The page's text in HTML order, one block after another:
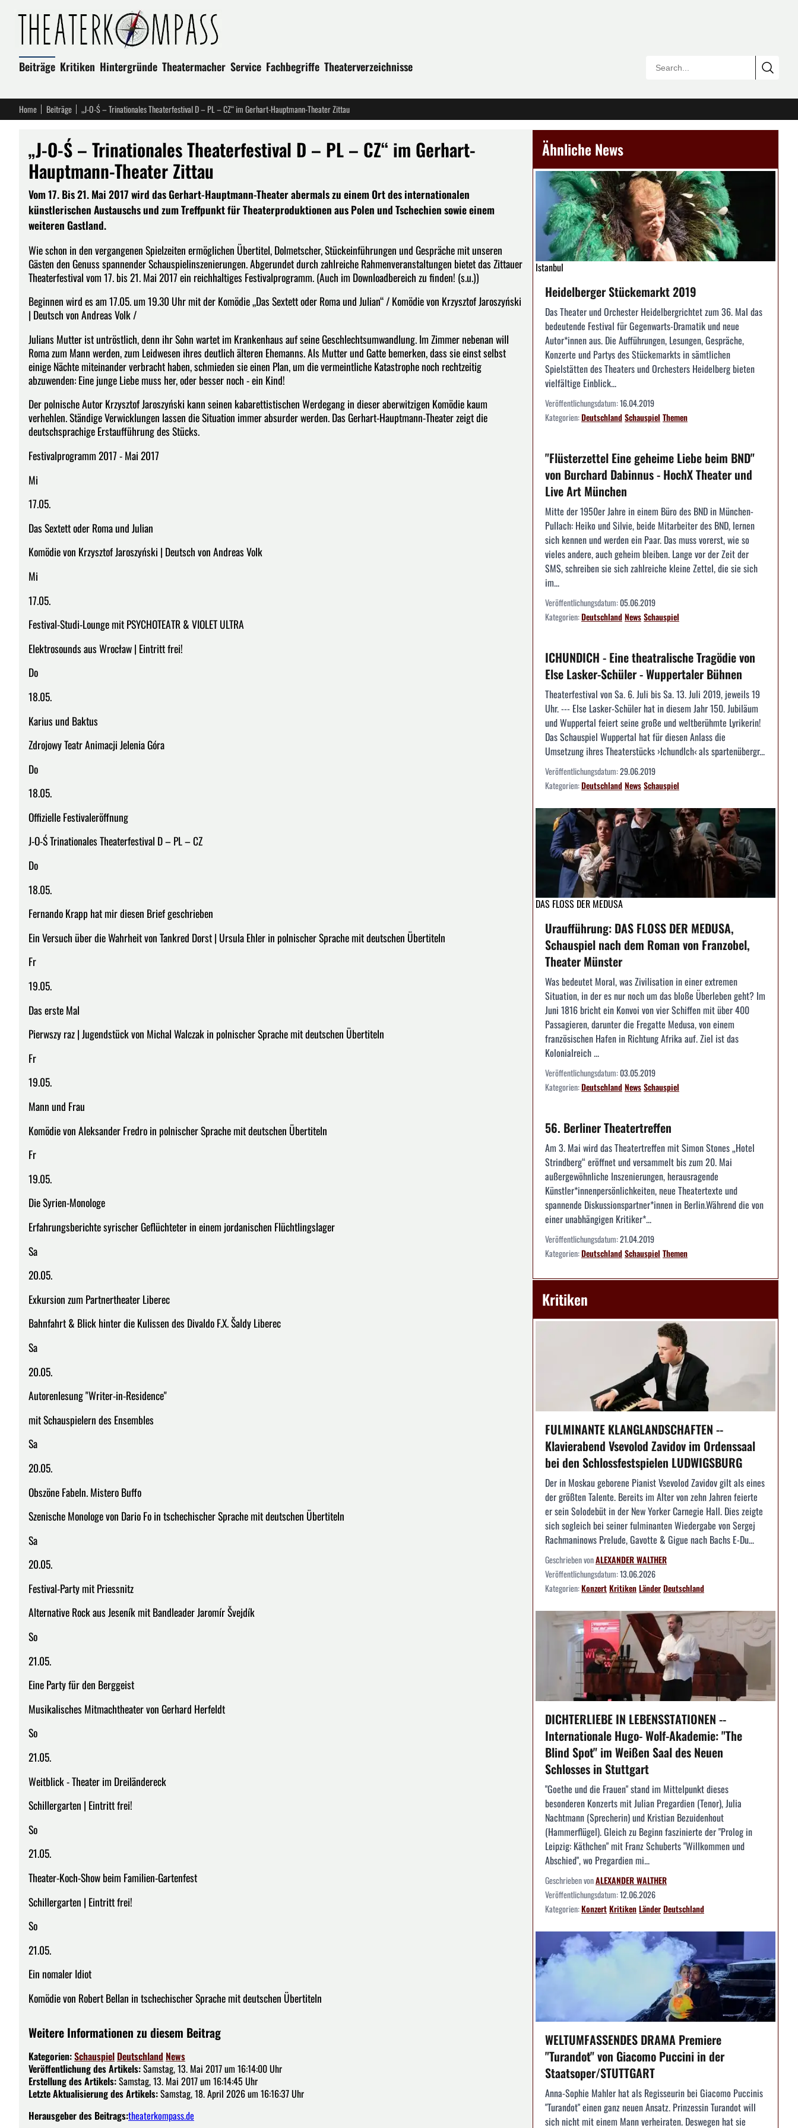
Beiträge Kritiken Hintergründe Theatermacher Service Fachbegriffe Theaterverzeichnisse
Home Beiträge „J-O-Ś – Trinationales Theaterfestival D – PL – CZ“ im Gerhart-Hauptmann-Theater Zittau
„J-O-Ś – Trinationales Theaterfestival D – PL – CZ“ im Gerhart-
Hauptmann-Theater Zittau
Vom 17. Bis 21. Mai 2017 wird das Gerhart-Hauptmann-Theater abermals zu einem Ort des internationalen
künstlerischen Austauschs und zum Treffpunkt für Theaterproduktionen aus Polen und Tschechien sowie einem
weiteren Gastland.
Wie schon in den vergangenen Spielzeiten ermöglichen Übertitel, Dolmetscher, Stückeinführungen und Gespräche mit unseren
Gästen den Genuss spannender Schauspielinszenierungen. Abgerundet durch zahlreiche Rahmenveranstaltungen bietet das Zittauer
Theaterfestival vom 17. bis 21. Mai 2017 ein reichhaltiges Festivalprogramm. (Auch im Downloadbereich zu finden! (s.u.))
Beginnen wird es am 17.05. um 19.30 Uhr mit der Komödie „Das Sextett oder Roma und Julian“ / Komödie von Krzysztof Jaroszyński
| Deutsch von Andreas Volk /
Julians Mutter ist untröstlich, denn ihr Sohn wartet im Krankenhaus auf seine Geschlechtsumwandlung. Im Zimmer nebenan will
Roma zum Mann werden, zum Leidwesen ihres deutlich älteren Ehemanns. Als Mutter und Gatte bemerken, dass sie einst selbst
einige Nächte miteinander verbracht haben, schmieden sie einen Plan, um die vermeintliche Katastrophe noch rechtzeitig
abzuwenden: Eine junge Liebe muss her, oder besser noch - ein Kind!
Der polnische Autor Krzysztof Jaroszyński kann seinen kabarettistischen Werdegang in dieser aberwitzigen Komödie kaum
verhehlen. Ständige Verwicklungen lassen die Situation immer absurder werden. Das Gerhart-Hauptmann-Theater zeigt die
deutschsprachige Erstaufführung des Stücks.
Festivalprogramm 2017 - Mai 2017
Mi
17.05.
Das Sextett oder Roma und Julian
Komödie von Krzysztof Jaroszyński | Deutsch von Andreas Volk
Mi
17.05.
Festival-Studi-Lounge mit PSYCHOTEATR & VIOLET ULTRA
Elektrosounds aus Wrocław | Eintritt frei!
Do
18.05.
Karius und Baktus
Zdrojowy Teatr Animacji Jelenia Góra
Do
18.05.
Offizielle Festivaleröffnung
J-O-Ś Trinationales Theaterfestival D – PL – CZ
Do
18.05.
Fernando Krapp hat mir diesen Brief geschrieben
Ein Versuch über die Wahrheit von Tankred Dorst | Ursula Ehler in polnischer Sprache mit deutschen Übertiteln
Fr
19.05.
Das erste Mal
Pierwszy raz | Jugendstück von Michal Walczak in polnischer Sprache mit deutschen Übertiteln
Fr
19.05.
Mann und Frau
Komödie von Aleksander Fredro in polnischer Sprache mit deutschen Übertiteln
Fr
19.05.
Die Syrien-Monologe
Erfahrungsberichte syrischer Geflüchteter in einem jordanischen Flüchtlingslager
Sa
20.05.
Exkursion zum Partnertheater Liberec
Bahnfahrt & Blick hinter die Kulissen des Divaldo F.X. Šaldy Liberec
Sa
20.05.
Autorenlesung "Writer-in-Residence"
mit Schauspielern des Ensembles
Sa
20.05.
Obszöne Fabeln. Mistero Buffo
Szenische Monologe von Dario Fo in tschechischer Sprache mit deutschen Übertiteln
Sa
20.05.
Festival-Party mit Priessnitz
Alternative Rock aus Jeseník mit Bandleader Jaromír Švejdík
So
21.05.
Eine Party für den Berggeist
Musikalisches Mitmachtheater von Gerhard Herfeldt
So
21.05.
Weitblick - Theater im Dreiländereck
Schillergarten | Eintritt frei!
So
21.05.
Theater-Koch-Show beim Familien-Gartenfest
Schillergarten | Eintritt frei!
So
21.05.
Ein nomaler Idiot
Komödie von Robert Bellan in tschechischer Sprache mit deutschen Übertiteln
Weitere Informationen zu diesem Beitrag
Kategorien:Schauspiel Deutschland News
Veröffentlichung des Artikels:Samstag, 13. Mai 2017 um 16:14:00 Uhr
Erstellung des Artikels:Samstag, 13. Mai 2017 um 16:14:45 Uhr
Letzte Aktualisierung des Artikels:Samstag, 18. April 2026 um 16:16:37 Uhr
Herausgeber des Beitrags:theaterkompass.de
Ähnliche News
Istanbul
Heidelberger Stückemarkt 2019
Das Theater und Orchester Heidelbergrichtet zum 36. Mal das
bedeutende Festival für Gegenwarts-Dramatik und neue
Autor*innen aus. Die Aufführungen, Lesungen, Gespräche,
Konzerte und Partys des Stückemarkts in sämtlichen
Spielstätten des Theaters und Orchesters Heidelberg bieten
vielfältige Einblick...
Veröffentlichungsdatum:16.04.2019
Kategorien:DeutschlandSchauspiel Themen
"Flüsterzettel Eine geheime Liebe beim BND"
von Burchard Dabinnus - HochX Theater und
Live Art München
Mitte der 1950er Jahre in einem Büro des BND in München-
Pullach: Heiko und Silvie, beide Mitarbeiter des BND, lernen
sich kennen und werden ein Paar. Das muss vorerst, wie so
vieles andere, auch geheim bleiben. Lange vor der Zeit der
SMS, schreiben sie sich zahlreiche kleine Zettel, die sie sich
im...
Veröffentlichungsdatum:05.06.2019
Kategorien:DeutschlandNewsSchauspiel
ICHUNDICH - Eine theatralische Tragödie von
Else Lasker-Schüler - Wuppertaler Bühnen
Theaterfestival von Sa. 6. Juli bis Sa. 13. Juli 2019, jeweils 19
Uhr. --- Else Lasker-Schüler hat in diesem Jahr 150. Jubiläum
und Wuppertal feiert seine große und weltberühmte Lyrikerin!
Das Schauspiel Wuppertal hat für diesen Anlass die
Umsetzung ihres Theaterstücks ›IchundIch‹ als spartenübergr...
Veröffentlichungsdatum:29.06.2019
Kategorien:DeutschlandNewsSchauspiel
DAS FLOSS DER MEDUSA
Uraufführung: DAS FLOSS DER MEDUSA,
Schauspiel nach dem Roman von Franzobel,
Theater Münster
Was bedeutet Moral, was Zivilisation in einer extremen
Situation, in der es nur noch um das bloße Überleben geht? Im
Juni 1816 bricht ein Konvoi von vier Schiffen mit über 400
Passagieren, darunter die Fregatte Medusa, von einem
französischen Hafen in Richtung Afrika auf. Ziel ist das
Kolonialreich ...
Veröffentlichungsdatum:03.05.2019
Kategorien:DeutschlandNewsSchauspiel
56. Berliner Theatertreffen
Am 3. Mai wird das Theatertreffen mit Simon Stones „Hotel
Strindberg“ eröffnet und versammelt bis zum 20. Mai
außergewöhnliche Inszenierungen, herausragende
Künstler*innenpersönlichkeiten, neue Theatertexte und
spannende Diskussionspartner*innen in Berlin.Während die von
einer unabhängigen Kritiker*...
Veröffentlichungsdatum:21.04.2019
Kategorien:DeutschlandSchauspiel Themen
Kritiken
FULMINANTE KLANGLANDSCHAFTEN --
Klavierabend Vsevolod Zavidov im Ordenssaal
bei den Schlossfestspielen LUDWIGSBURG
Der in Moskau geborene Pianist Vsevolod Zavidov gilt als eines
der größten Talente. Bereits im Alter von zehn Jahren feierte
er sein Solodebüt in der New Yorker Carnegie Hall. Dies zeigte
sich sogleich bei seiner fulminanten Wiedergabe von Sergej
Rachmaninows Prelude, Gavotte & Gigue nach Bachs E-Du...
Geschrieben vonALEXANDER WALTHER
Veröffentlichungsdatum:13.06.2026
Kategorien:KonzertKritikenLänderDeutschland
DICHTERLIEBE IN LEBENSSTATIONEN --
Internationale Hugo- Wolf-Akademie: "The
Blind Spot" im Weißen Saal des Neuen
Schlosses in Stuttgart
"Goethe und die Frauen" stand im Mittelpunkt dieses
besonderen Konzerts mit Julian Pregardien (Tenor), Julia
Nachtmann (Sprecherin) und Kristian Bezuidenhout
(Hammerflügel). Gleich zu Beginn faszinierte der "Prolog in
Leipzig: Käthchen" mit Franz Schuberts "Willkommen und
Abschied", wo Pregardien mi...
Geschrieben vonALEXANDER WALTHER
Veröffentlichungsdatum:12.06.2026
Kategorien:KonzertKritikenLänderDeutschland
WELTUMFASSENDES DRAMA Premiere
"Turandot" von Giacomo Puccini in der
Staatsoper/STUTTGART
Anna-Sophie Mahler hat als Regisseurin bei Giacomo Puccinis
"Turandot" einen ganz neuen Ansatz. Prinzessin Turandot will
sich nicht mit einem Mann verheiraten. Deswegen hat sie